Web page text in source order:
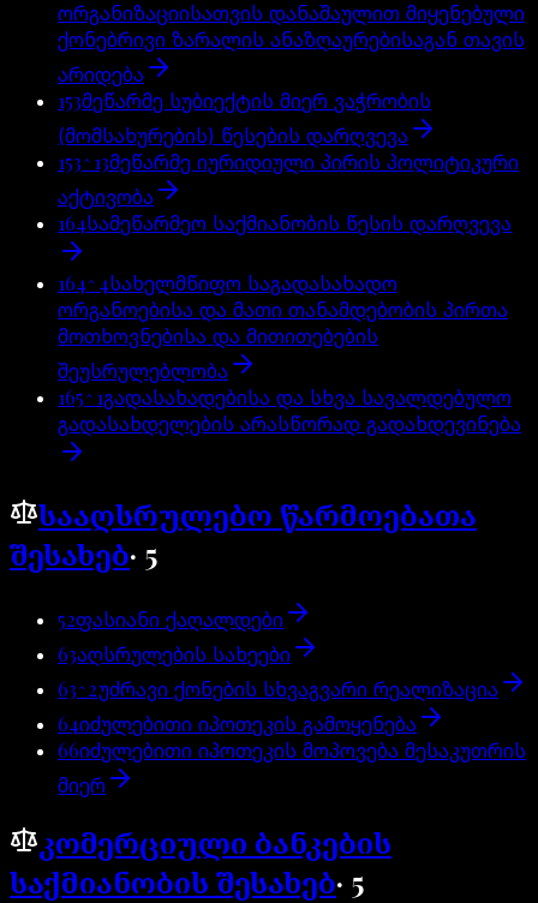
ორგანიზაციისათვის დანაშაულით მიყენებული
ქონებრივი ზარალის ანაზღაურებისაგან თავის
არიდება
153მეწარმე სუბიექტის მიერ ვაჭრობის
(მომსახურების) წესების დარღვევა
153^13მეწარმე იურიდიული პირის პოლიტიკური
აქტივობა
164სამეწარმეო საქმიანობის წესის დარღვევა
164^4სახელმწიფო საგადასახადო
ორგანოებისა და მათი თანამდებობის პირთა
მოთხოვნებისა და მითითებების
შეუსრულებლობა
165^1გადასახადებისა და სხვა სავალდებულო
გადასახდელების არასწორად გადახდევინება
სააღსრულებო წარმოებათა
შესახებ· 5
52ფასიანი ქაღალდები
63აღსრულების სახეები
63^2უძრავი ქონების სხვაგვარი რეალიზაცია
64იძულებითი იპოთეკის გამოყენება
66იძულებითი იპოთეკის მოპოვება მესაკუთრის
მიერ
კომერციული ბანკების
საქმიანობის შესახებ· 5